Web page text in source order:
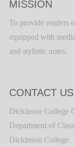
MISSION
To provide readers
equipped with
and stylistic notes.
CONTACT US
Dickinson College
Department of
Dickinson College